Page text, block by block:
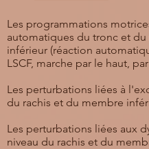
Les programmations
automatiques du tronc et
inférieur (réaction
LSCF, marche par le haut,
Les perturbations liées à
du rachis et du membre
Les perturbations liées aux
niveau du rachis et du